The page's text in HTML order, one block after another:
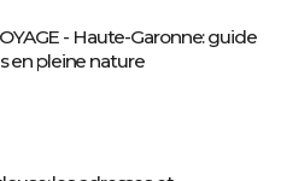
- Haute-Garonne: guide
en pleine nature